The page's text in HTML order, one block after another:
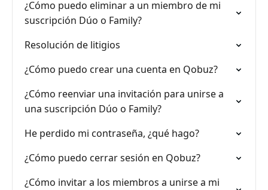
¿Cómo puedo eliminar a un miembro de mi
suscripción Dúo o Family?
Resolución de litigios
¿Cómo puedo crear una cuenta en Qobuz?
¿Cómo reenviar una invitación para unirse a
una suscripción Dúo o Family?
He perdido mi contraseña, ¿qué hago?
¿Cómo puedo cerrar sesión en Qobuz?
¿Cómo invitar a los miembros a unirse a mi